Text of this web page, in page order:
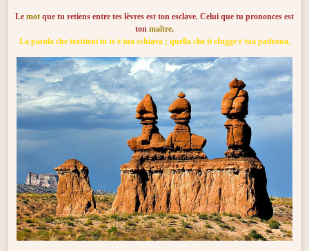
Le mot que tu retiens entre tes lèvres est ton esclave. Celui que tu prononces est
ton maître.
La parola che trattieni in te è tua schiava ; quella che ti sfugge è tua padrona.